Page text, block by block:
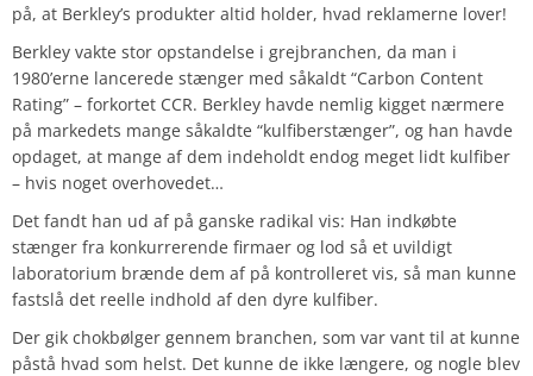
på, at Berkley’s produkter altid holder, hvad reklamerne lover!
Berkley vakte stor opstandelse i grejbranchen, da man i
1980’erne lancerede stænger med såkaldt “Carbon Content
Rating” – forkortet CCR. Berkley havde nemlig kigget nærmere
på markedets mange såkaldte “kulfiberstænger”, og han havde
opdaget, at mange af dem indeholdt endog meget lidt kulfiber
– hvis noget overhovedet…
Det fandt han ud af på ganske radikal vis: Han indkøbte
stænger fra konkurrerende firmaer og lod så et uvildigt
laboratorium brænde dem af på kontrolleret vis, så man kunne
fastslå det reelle indhold af den dyre kulfiber.
Der gik chokbølger gennem branchen, som var vant til at kunne
påstå hvad som helst. Det kunne de ikke længere, og nogle blev